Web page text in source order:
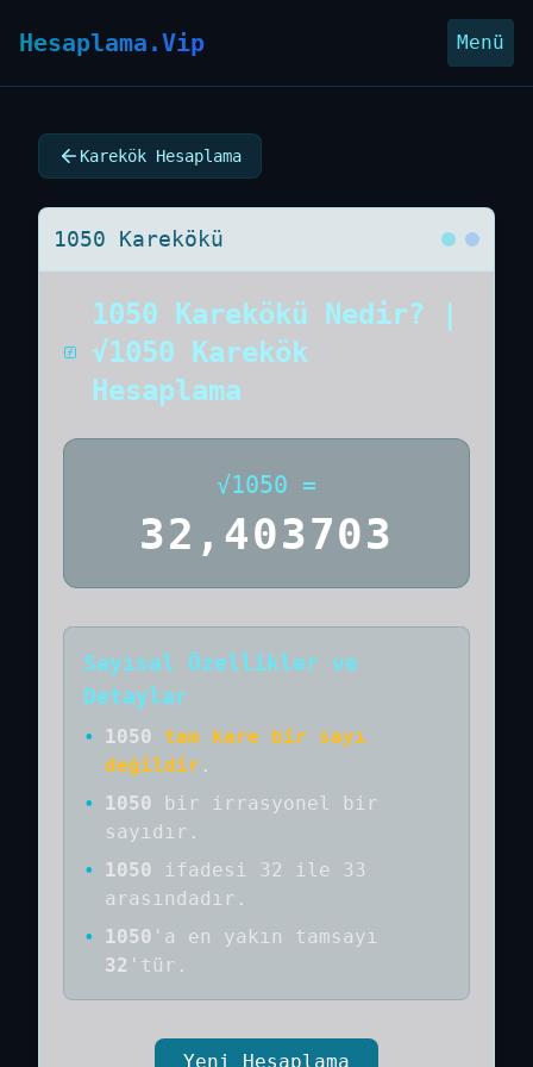
Hesaplama.Vip Menü
Karekök Hesaplama
1050 Karekökü
1050 Karekökü Nedir? |
√1050 Karekök
Hesaplama
√1050 =
32,403703
Sayısal Özellikler ve
Detaylar
• 1050
tam kare bir sayı
değildir .
•
1050 bir
irrasyonel bir
sayıdır .
•
1050
ifadesi 32 ile 33
arasındadır.
•
1050 'a en yakın tamsayı
32 'tür.
Yeni Hesaplama